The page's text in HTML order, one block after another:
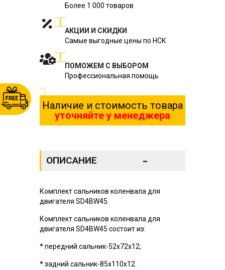
Более 1 000 товаров
АКЦИИ И СКИДКИ
Самые выгодные цены по НСК
ПОМОЖЕМ С ВЫБОРОМ
Профессиональная помощь
Наличие и стоимость товара
уточняйте у менеджера
ОПИСАНИЕ -
Комплект сальников коленвала для
двигателя SD4BW45.
Комплект сальников коленвала для
двигателя SD4BW45 состоит из:
* передний сальник-52х72x12;
* задний сальник-85х110x12.